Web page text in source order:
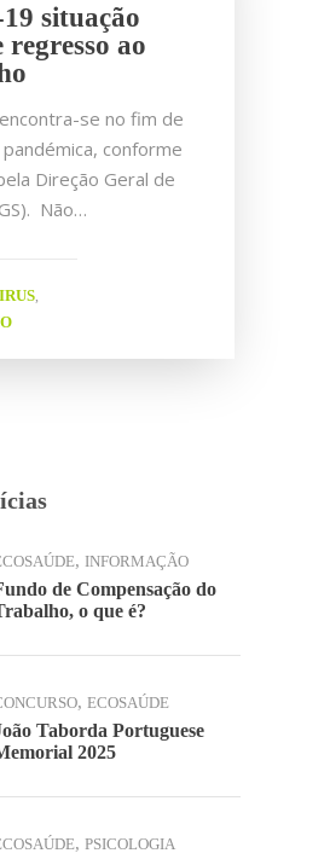
situação
regresso ao
se no fim de
conforme
Direção Geral de
Não…
,
, INFORMAÇÃO
de Compensação do
o que é?
, ECOSAÚDE
Taborda Portuguese
2025
, PSICOLOGIA